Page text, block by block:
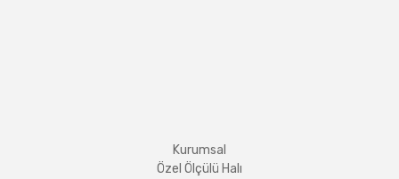
Kurumsal
Özel Ölçülü Halı